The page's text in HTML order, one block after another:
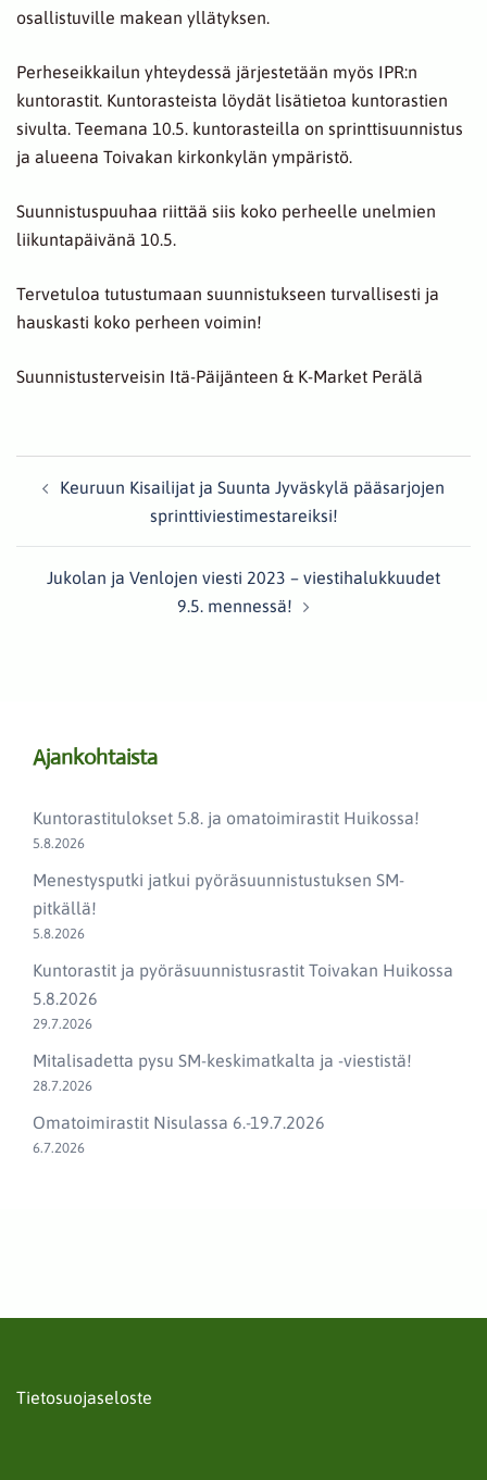
osallistuville makean yllätyksen.
Perheseikkailun yhteydessä järjestetään myös IPR:n
kuntorastit. Kuntorasteista löydät lisätietoa kuntorastien
sivulta. Teemana 10.5. kuntorasteilla on sprinttisuunnistus
ja alueena Toivakan kirkonkylän ympäristö.
Suunnistuspuuhaa riittää siis koko perheelle unelmien
liikuntapäivänä 10.5.
Tervetuloa tutustumaan suunnistukseen turvallisesti ja
hauskasti koko perheen voimin!
Suunnistusterveisin Itä-Päijänteen & K-Market Perälä
navigation
Keuruun Kisailijat ja Suunta Jyväskylä pääsarjojen
sprinttiviestimestareiksi!
Jukolan ja Venlojen viesti 2023 – viestihalukkuudet
9.5. mennessä!
Ajankohtaista
Kuntorastitulokset 5.8. ja omatoimirastit Huikossa!
5.8.2026
Menestysputki jatkui pyöräsuunnistustuksen SM-
pitkällä!
5.8.2026
Kuntorastit ja pyöräsuunnistusrastit Toivakan Huikossa
5.8.2026
29.7.2026
Mitalisadetta pysu SM-keskimatkalta ja -viestistä!
28.7.2026
Omatoimirastit Nisulassa 6.-19.7.2026
6.7.2026
Tietosuojaseloste